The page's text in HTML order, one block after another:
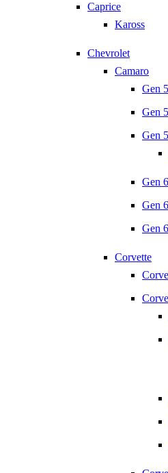
Caprice
Kaross
Chevrolet
Camaro
Gen
Gen
Gen
Gen
Gen
Gen
Corvette